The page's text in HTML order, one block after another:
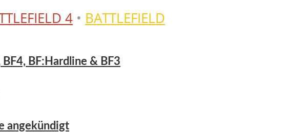
4 • BATTLEFIELD
BF:Hardline & BF3
angekündigt